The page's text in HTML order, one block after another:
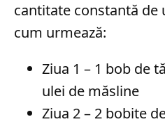
cantitate constantă de
cum urmează:
Ziua 1 – 1 bob de
ulei de măsline
Ziua 2 – 2 bobite